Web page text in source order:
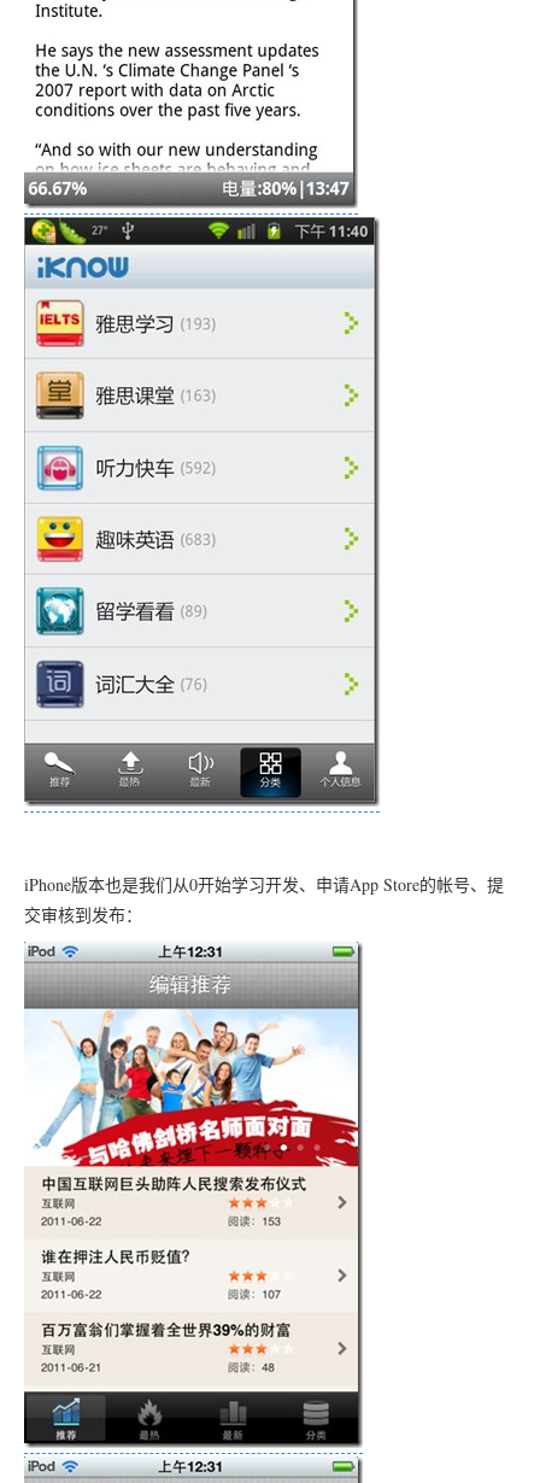
iPhone版本也是我们从0开始学习开发、申请App Store的帐号、提
交审核到发布：